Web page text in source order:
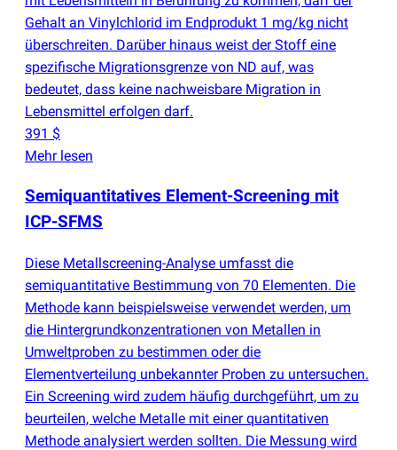
Gehalt an Vinylchlorid im Endprodukt 1 mg/kg nicht
überschreiten. Darüber hinaus weist der Stoff eine
spezifische Migrationsgrenze von ND auf, was
bedeutet, dass keine nachweisbare Migration in
Lebensmittel erfolgen darf.
391 $
Mehr lesen
Semiquantitatives Element-Screening mit
ICP-SFMS
Diese Metallscreening-Analyse umfasst die
semiquantitative Bestimmung von 70 Elementen. Die
Methode kann beispielsweise verwendet werden, um
die Hintergrundkonzentrationen von Metallen in
Umweltproben zu bestimmen oder die
Elementverteilung unbekannter Proben zu untersuchen.
Ein Screening wird zudem häufig durchgeführt, um zu
beurteilen, welche Metalle mit einer quantitativen
Methode analysiert werden sollten. Die Messung wird